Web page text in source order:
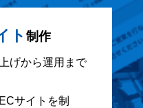
ト 制作
げから運用まで
サイトを制